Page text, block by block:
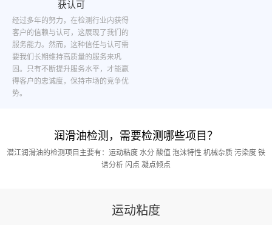
获认可
经过多年的努力，在检测行业内获得
客户的信赖与认可，这展现了我们的
服务能力。然而，这种信任与认可需
要我们长期维持高质量的服务来巩
固。只有不断提升服务水平，才能赢
得客户的忠诚度，保持市场的竞争优
势。
润滑油检测，需要检测哪些项目？
潜江润滑油的检测项目主要有：运动粘度 水分 酸值 泡沫特性 机械杂质 污染度 铁
谱分析 闪点 凝点倾点
运动粘度